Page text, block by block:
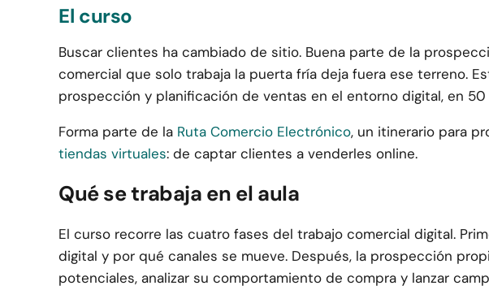
El curso
Buscar clientes ha cambiado de sitio. Buena parte de la
comercial que solo trabaja la puerta fría deja fuera ese terreno.
prospección y planificación de ventas en el entorno digital, en
Forma parte de la Ruta Comercio Electrónico, un itinerario para
tiendas virtuales: de captar clientes a venderles online.
Qué se trabaja en el aula
El curso recorre las cuatro fases del trabajo comercial digital.
digital y por qué canales se mueve. Después, la prospección
potenciales, analizar su comportamiento de compra y lanzar